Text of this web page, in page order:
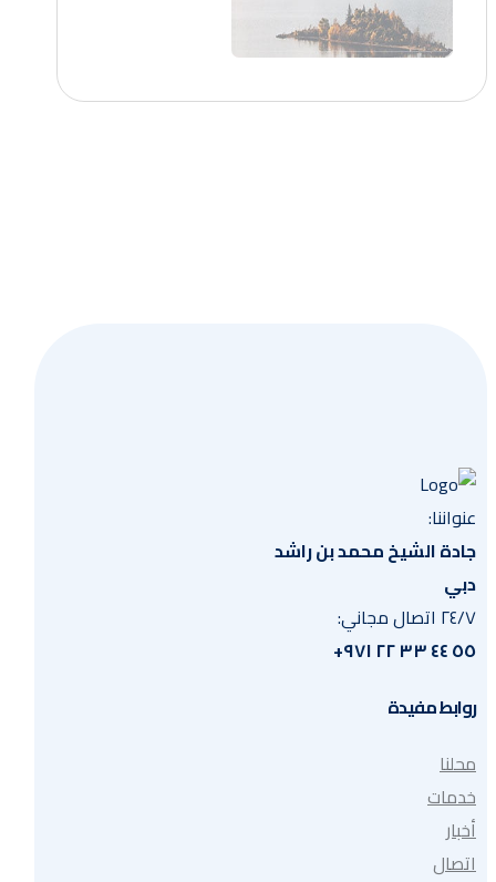
عنواننا:
جادة الشيخ محمد بن راشد
دبي
٢٤/٧ اتصال مجاني:
٥٥ ٤٤ ٣٣ ٢٢ ٩٧١+
روابط مفيدة
محلنا
خدمات
أخبار
اتصال